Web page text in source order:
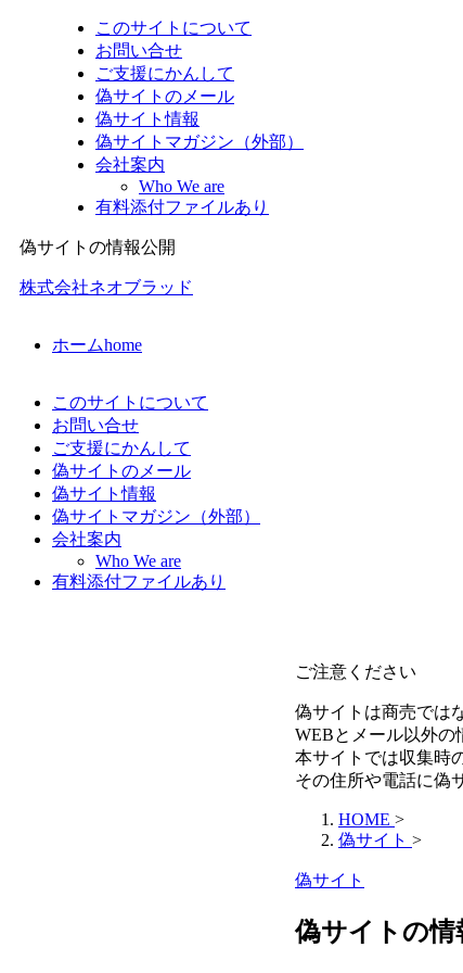
このサイトについて
お問い合せ
ご支援にかんして
偽サイトのメール
偽サイト情報
偽サイトマガジン（外部）
会社案内
Who We are
有料添付ファイルあり
偽サイトの情報公開
株式会社ネオブラッド
ホームhome
このサイトについて
お問い合せ
ご支援にかんして
偽サイトのメール
偽サイト情報
偽サイトマガジン（外部）
会社案内
Who We are
有料添付ファイルあり
ご注意ください
偽サイトは商売では
WEBとメール以外の
本サイトでは収集時
その住所や電話に偽
HOME >
偽サイト >
偽サイト
偽サイトの情